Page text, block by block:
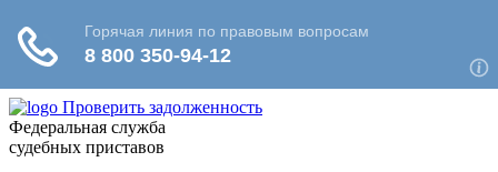
Проверить задолженность
Федеральная служба
судебных приставов